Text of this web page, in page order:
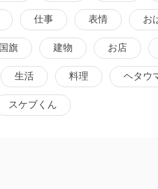
仕事 表情 お
国旗 建物 お店
生活 料理 ヘタウ
スケブくん